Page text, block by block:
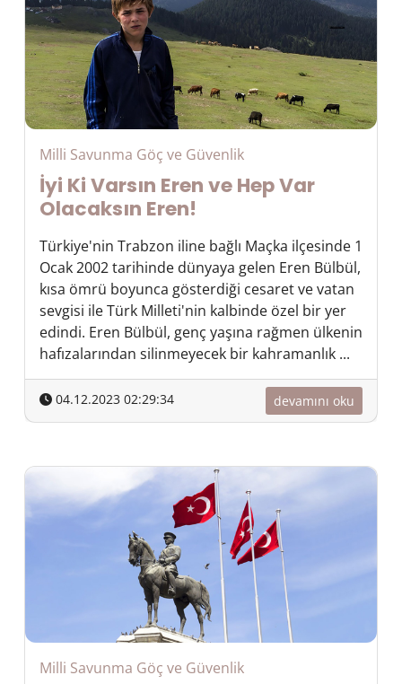
Milli Savunma Göç ve Güvenlik
İyi Ki Varsın Eren ve Hep Var
Olacaksın Eren!
Türkiye'nin Trabzon iline bağlı Maçka ilçesinde 1
Ocak 2002 tarihinde dünyaya gelen Eren Bülbül,
kısa ömrü boyunca gösterdiği cesaret ve vatan
sevgisi ile Türk Milleti'nin kalbinde özel bir yer
edindi. Eren Bülbül, genç yaşına rağmen ülkenin
hafızalarından silinmeyecek bir kahramanlık ...
04.12.2023 02:29:34 devamını oku
Milli Savunma Göç ve Güvenlik